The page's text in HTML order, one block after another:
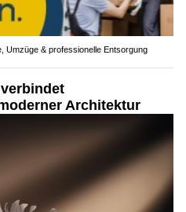
Umzüge & professionelle Entsorgung
Architektur